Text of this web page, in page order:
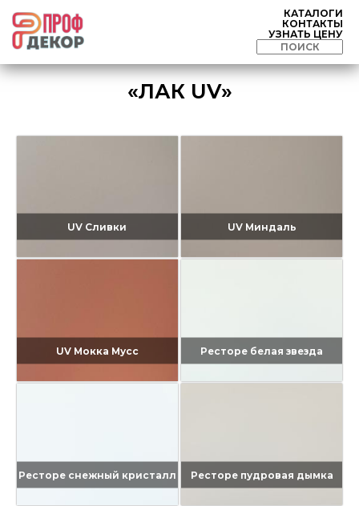
КАТАЛОГИ
КОНТАКТЫ
УЗНАТЬ ЦЕНУ
«ЛАК UV»
UV Сливки UV Миндаль
UV Мокка Мусс Ресторе белая звезда
Ресторе снежный кристалл Ресторе пудровая дымка